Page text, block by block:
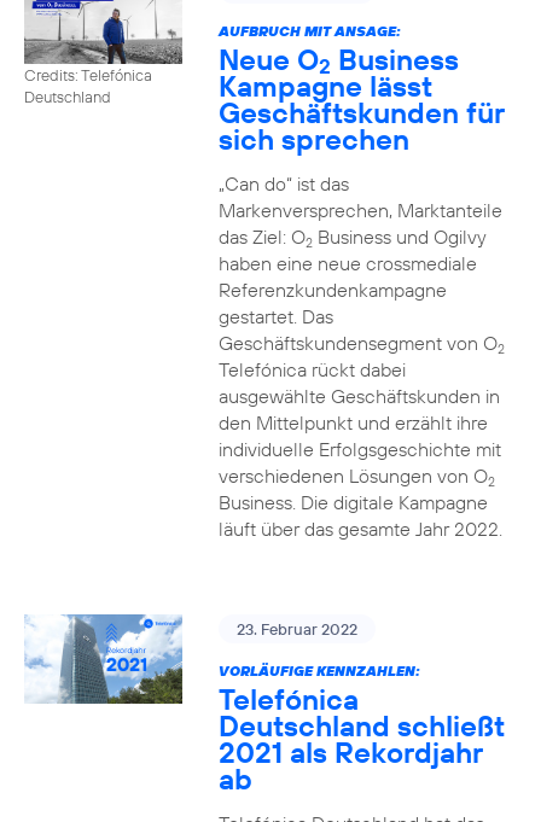
Credits: Telefónica
Deutschland
AUFBRUCH MIT ANSAGE:
Neue O2 Business
Kampagne lässt
Geschäftskunden für
sich sprechen
„Can do“ ist das
Markenversprechen, Marktanteile
das Ziel: O2Business und Ogilvy
haben eine neue crossmediale
Referenzkundenkampagne
gestartet. Das
Geschäftskundensegment von O2
Telefónica rückt dabei
ausgewählte Geschäftskunden in
den Mittelpunkt und erzählt ihre
individuelle Erfolgsgeschichte mit
verschiedenen Lösungen von O2
Business. Die digitale Kampagne
läuft über das gesamte Jahr 2022.
23. Februar 2022
VORLÄUFIGE KENNZAHLEN:
Telefónica
Deutschland schließt
2021 als Rekordjahr
ab